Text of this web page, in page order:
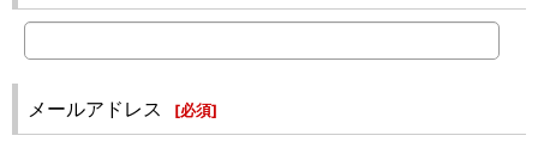
メールアドレス [必須]